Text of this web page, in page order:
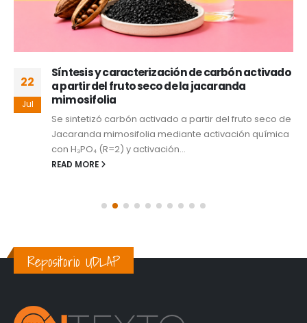
22
Jul
Síntesis y caracterización de carbón activado
a partir del fruto seco de la jacaranda
mimosifolia
Se sintetizó carbón activado a partir del fruto seco de
Jacaranda mimosifolia mediante activación química
con H₃PO₄ (R=2) y activación...
READ MORE
Repositorio UDLAP